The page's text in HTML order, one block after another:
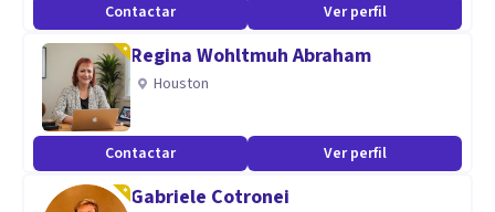
Contactar Ver perfil
Regina Wohltmuh Abraham
Houston
Contactar Ver perfil
Gabriele Cotronei